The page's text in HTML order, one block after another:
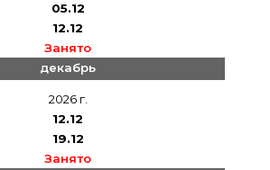
05.12
12.12
Занято
декабрь
2026 г.
12.12
19.12
Занято